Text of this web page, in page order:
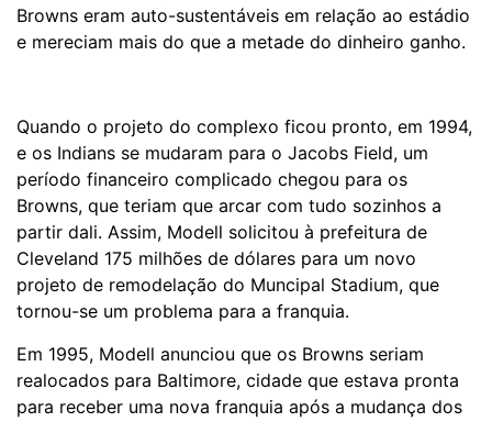
Browns eram auto-sustentáveis em relação ao estádio
e mereciam mais do que a metade do dinheiro ganho.
Quando o projeto do complexo ficou pronto, em 1994,
e os Indians se mudaram para o Jacobs Field, um
período financeiro complicado chegou para os
Browns, que teriam que arcar com tudo sozinhos a
partir dali. Assim, Modell solicitou à prefeitura de
Cleveland 175 milhões de dólares para um novo
projeto de remodelação do Muncipal Stadium, que
tornou-se um problema para a franquia.
Em 1995, Modell anunciou que os Browns seriam
realocados para Baltimore, cidade que estava pronta
para receber uma nova franquia após a mudança dos